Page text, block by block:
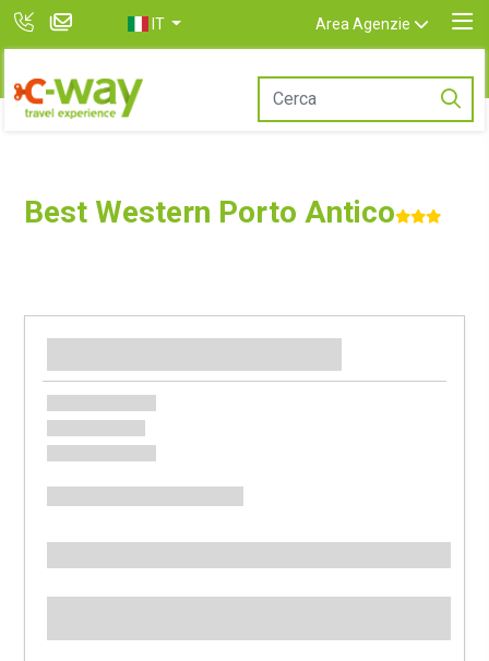
IT Area Agenzie
Best Western Porto Antico